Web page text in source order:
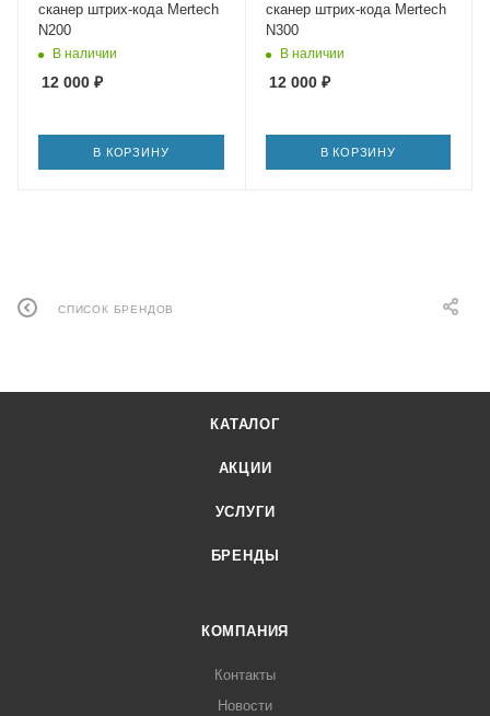
сканер штрих-кода Mertech
N200
В наличии
12 000 ₽
В КОРЗИНУ
сканер штрих-кода Mertech
N300
В наличии
12 000₽
В КОРЗИНУ
СПИСОК БРЕНДОВ
КАТАЛОГ
АКЦИИ
УСЛУГИ
БРЕНДЫ
КОМПАНИЯ
Контакты
Новости